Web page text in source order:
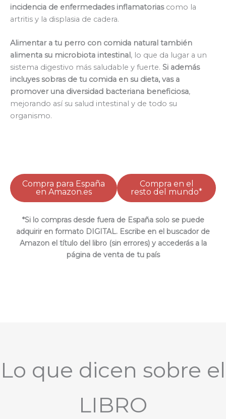
incidencia de enfermedades inflamatoriascomo la
artritis y la displasia de cadera.
Alimentar a tu perro con comida natural también
alimenta su microbiota intestinal, lo que da lugar a un
sistema digestivo más saludable y fuerte. Si además
incluyes sobras de tu comida en su dieta, vas a
promover una diversidad bacteriana beneficiosa,
mejorando así su salud intestinal y de todo su
organismo.
Compra para España
en Amazon.es
Compra en el
resto del mundo*
*Si lo compras desde fuera de España solo se puede
adquirir en formato DIGITAL. Escribe en el buscador de
Amazon el título del libro (sin errores) y accederás a la
página de venta de tu país
Lo que dicen sobre el
LIBRO